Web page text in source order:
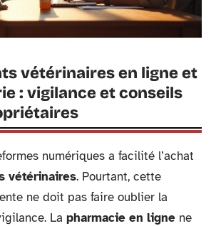
vétérinaires en ligne et
: vigilance et conseils
numériques a facilité l’achat
vétérinaires. Pourtant, cette
ne doit pas faire oublier la
La pharmacie en ligne ne